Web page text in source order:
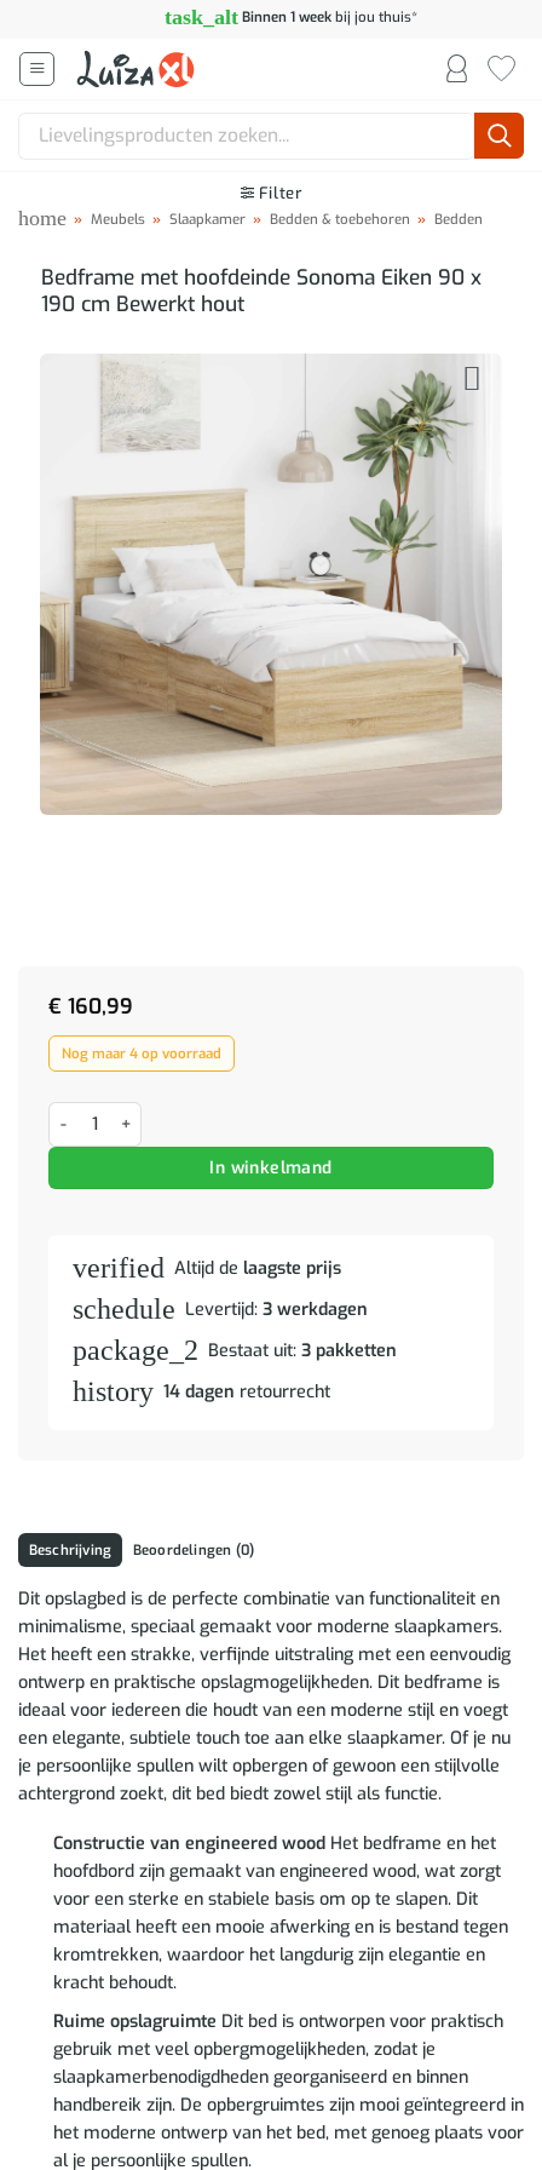
inhoud
task_alt Binnen 1 weekbij jou thuis*
Zoeken
Filter
home » Meubels » Slaapkamer » Bedden & toebehoren » Bedden
Bedframe met hoofdeinde Sonoma Eiken 90 x
190 cm Bewerkt hout
€ 160,99
Nog maar 4 op voorraad
Bedframe met hoofdeinde Sonoma Eiken 90 x 190 cm Bewerkt hout
In winkelmand
verified Altijd de laagste prijs
schedule Levertijd: 3 werkdagen
package_2 Bestaat uit: 3 pakketten
history 14 dagen retourrecht
Beschrijving Beoordelingen (0)
Dit opslagbed is de perfecte combinatie van functionaliteit en
minimalisme, speciaal gemaakt voor moderne slaapkamers.
Het heeft een strakke, verfijnde uitstraling met een eenvoudig
ontwerp en praktische opslagmogelijkheden. Dit bedframe is
ideaal voor iedereen die houdt van een moderne stijl en voegt
een elegante, subtiele touch toe aan elke slaapkamer. Of je nu
je persoonlijke spullen wilt opbergen of gewoon een stijlvolle
achtergrond zoekt, dit bed biedt zowel stijl als functie.
Constructie van engineered woodHet bedframe en het
hoofdbord zijn gemaakt van engineered wood, wat zorgt
voor een sterke en stabiele basis om op te slapen. Dit
materiaal heeft een mooie afwerking en is bestand tegen
kromtrekken, waardoor het langdurig zijn elegantie en
kracht behoudt.
Ruime opslagruimte Dit bed is ontworpen voor praktisch
gebruik met veel opbergmogelijkheden, zodat je
slaapkamerbenodigdheden georganiseerd en binnen
handbereik zijn. De opbergruimtes zijn mooi geïntegreerd in
het moderne ontwerp van het bed, met genoeg plaats voor
al je persoonlijke spullen.